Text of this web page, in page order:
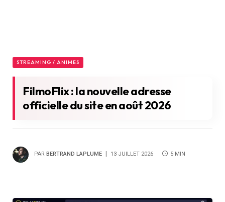
STREAMING / ANIMES
FilmoFlix : la nouvelle adresse
officielle du site en août 2026
PAR BERTRAND LAPLUME 13 JUILLET 2026 5 MIN